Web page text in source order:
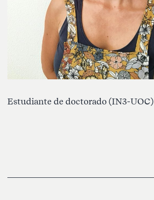
Estudiante de doctorado (IN3-UOC)